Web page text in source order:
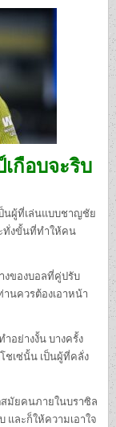
กือบจะริบ
นผู้ที่เล่นแบบชาญชัย
ะทั่งขั้นที่ทำให้คน
งของบอลที่คู่ปรับ
านควรต้องเอาหน้า
อย่างงั้น บางครั้ง
ชเซ่นั้น เป็นผู้ที่คลั่ง
สมัยคนภายในบราซิล
และก็ให้ความเอาใจ